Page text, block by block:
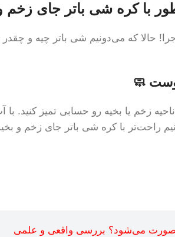
با کره شی باتر جای زخم
حالا که می‌دونیم شی باتر چیه و چقدر
🧼
زخم یا بخیه رو حسابی تمیز
راحت‌تر با کره شی باتر جای زخم و
صورت می‌شود؟ بررسی واقعی و علمی